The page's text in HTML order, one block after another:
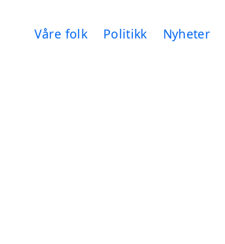
Våre folk Politikk Nyheter